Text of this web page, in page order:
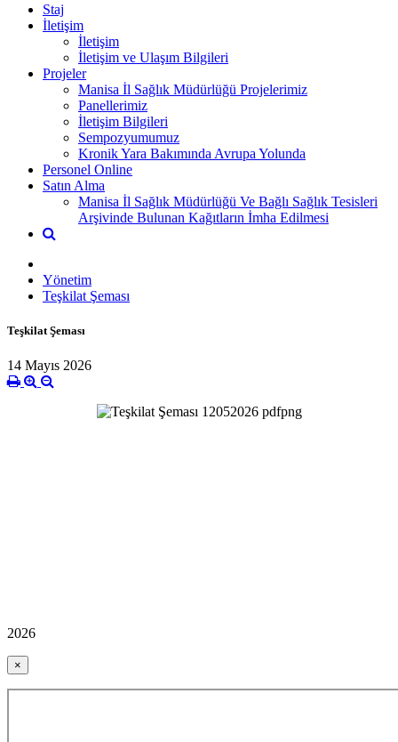
Staj
İletişim
İletişim
İletişim ve Ulaşım Bilgileri
Projeler
Manisa İl Sağlık Müdürlüğü Projelerimiz
Panellerimiz
İletişim Bilgileri
Sempozyumumuz
Kronik Yara Bakımında Avrupa Yolunda
Personel Online
Satın Alma
Manisa İl Sağlık Müdürlüğü Ve Bağlı Sağlık Tesisleri
Arşivinde Bulunan Kağıtların İmha Edilmesi
Yönetim
Teşkilat Şeması
Teşkilat Şeması
14 Mayıs 2026
2026
×